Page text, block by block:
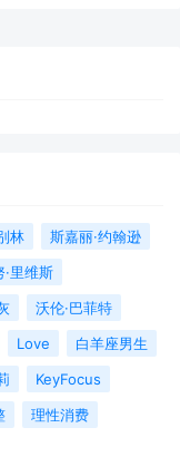
林
斯嘉丽·约翰逊
·里维斯
沃伦·巴菲特
Love
白羊座男生
KeyFocus
理性消费